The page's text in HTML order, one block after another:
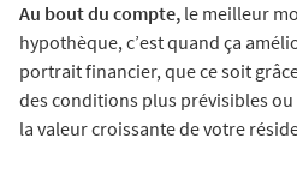
Au bout du compte, le meilleur
hypothèque, c’est quand ça
portrait financier, que ce soit
des conditions plus prévisibles
la valeur croissante de votre